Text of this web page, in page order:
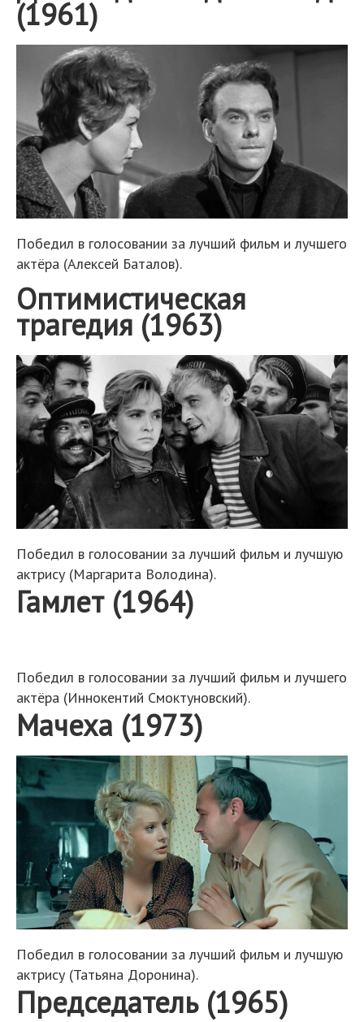
(1961)
Победил в голосовании за лучший фильм и лучшего
актёра (Алексей Баталов).
Оптимистическая
трагедия (1963)
Победил в голосовании за лучший фильм и лучшую
актрису (Маргарита Володина).
Гамлет (1964)
Победил в голосовании за лучший фильм и лучшего
актёра (Иннокентий Смоктуновский).
Мачеха (1973)
Победил в голосовании за лучший фильм и лучшую
актрису (Татьяна Доронина).
Председатель (1965)